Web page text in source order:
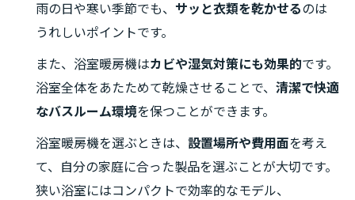
雨の日や寒い季節でも、 サッと衣類を乾かせるのは
うれしいポイントです。
また、浴室暖房機はカビや湿気対策にも効果的です。
浴室全体をあたためて乾燥させることで、 清潔で快適
なバスルーム環境を保つことができます。
浴室暖房機を選ぶときは、 設置場所や費用面を考え
て、自分の家庭に合った製品を選ぶことが大切です。
狭い浴室にはコンパクトで効率的なモデル、